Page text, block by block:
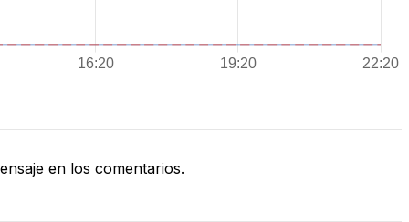
en los comentarios.